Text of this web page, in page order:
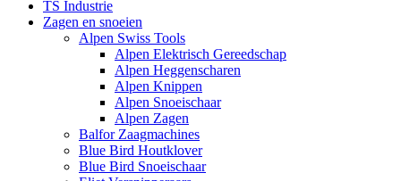
TS Industrie
Zagen en snoeien
Alpen Swiss Tools
Alpen Elektrisch Gereedschap
Alpen Heggenscharen
Alpen Knippen
Alpen Snoeischaar
Alpen Zagen
Balfor Zaagmachines
Blue Bird Houtklover
Blue Bird Snoeischaar